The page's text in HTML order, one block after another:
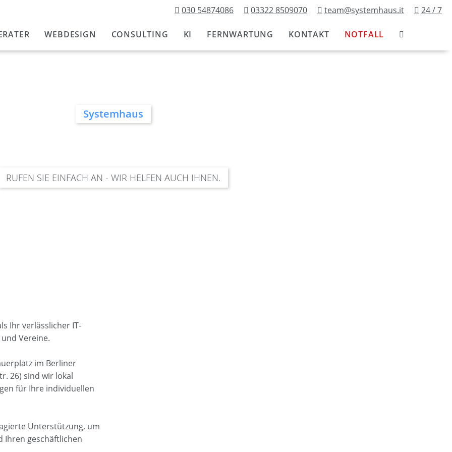
030 54874086 03322 8509070 team@systemhaus.it 24 / 7
überspringen
WEBDESIGN CONSULTING KI FERNWARTUNG KONTAKT NOTFALL
Systemhaus
RUFEN SIE EINFACH AN - WIR HELFEN AUCH IHNEN.
Ihr verlässlicher IT-
Vereine.
im Berliner
26) sind wir lokal
für Ihre individuellen
Unterstützung, um
Ihren geschäftlichen